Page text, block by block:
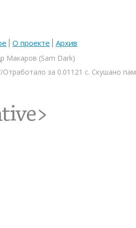
О проекте Архив
Макаров (Sam Dark)
Отработало за 0.01121 с. Скушано